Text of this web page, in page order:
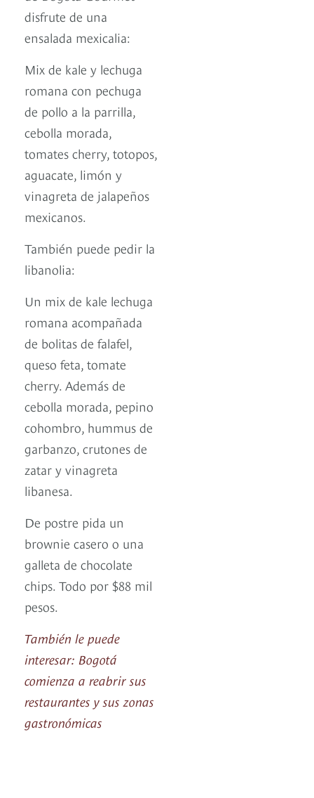
disfrute de una
ensalada mexicalia:
Mix de kale y lechuga
romana con pechuga
de pollo a la parrilla,
cebolla morada,
tomates cherry, totopos,
aguacate, limón y
vinagreta de jalapeños
mexicanos.
También puede pedir la
libanolia:
Un mix de kale lechuga
romana acompañada
de bolitas de falafel,
queso feta, tomate
cherry. Además de
cebolla morada, pepino
cohombro, hummus de
garbanzo, crutones de
zatar y vinagreta
libanesa.
De postre pida un
brownie casero o una
galleta de chocolate
chips. Todo por $88 mil
pesos.
También le puede
interesar: Bogotá
comienza a reabrir sus
restaurantes y sus zonas
gastronómicas